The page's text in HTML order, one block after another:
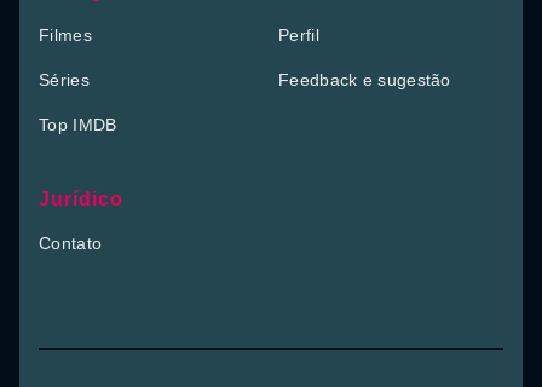
Filmes
Séries
Top IMDB
Perfil
Feedback e sugestão
Jurídico
Contato